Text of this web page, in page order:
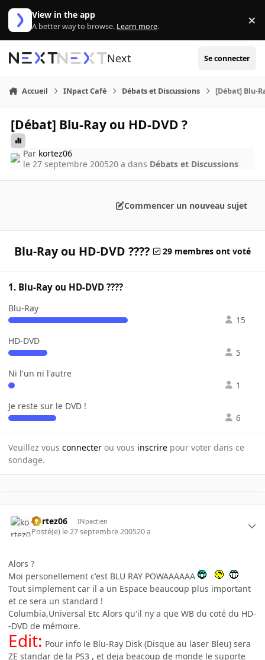
Aller au contenu
View in the app
A better way to browse. Learn more. ×
Next Se connecter
Accueil INpact Café Débats et Discussions [Débat] Blu-
[Débat] Blu-Ray ou HD-DVD ?
Par kortez06
le 27 septembre 200520 a dans Débats et Discussions
Commencer un nouveau sujet
Blu-Ray ou HD-DVD ???? 29 membres ont voté
1. Blu-Ray ou HD-DVD ????
Blu-Ray
15
HD-DVD
5
Ni l'un ni l'autre
1
Je reste sur le DVD !
6
Veuillez vous connecter ou vous inscrire pour voter dans ce
sondage.
kortez06 INpactien
Posté(e) le 27 septembre 200520 a
Alors ?
Moi personellement c'est BLU RAY POWAAAAAA
Tout simplement car il a un Espace beaucoup plus important
et ce sera un standard !
Columbia,Universal Etc Alors qu'il ny a que WB du coté du HD-
-DVD de mémoire.
Edit: Pour info le Blu-Ray Disk (Disque au laser Bleu) sera
ZE standar de la PS3 , et deja beacoup de monde le suporte